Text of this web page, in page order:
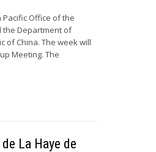
Pacific Office of the
the Department of
of China. The week will
Meeting. The
La Haye de